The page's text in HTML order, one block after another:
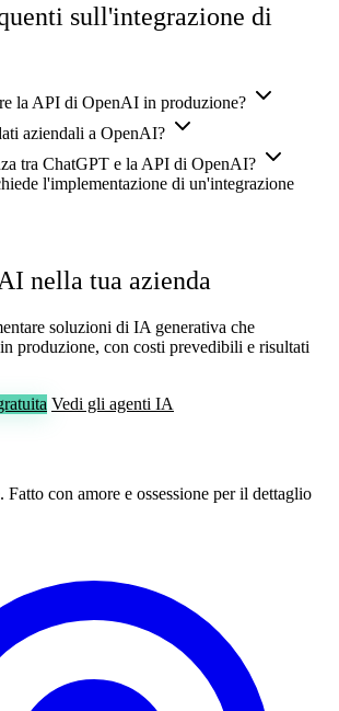
sull'integrazione di
la API di OpenAI in produzione?
aziendali a OpenAI?
tra ChatGPT e la API di OpenAI?
l'implementazione di un'integrazione
nella tua azienda
soluzioni di IA generativa che
produzione, con costi prevedibili e risultati
Vedi gli agenti IA
con amore e ossessione per il dettaglio